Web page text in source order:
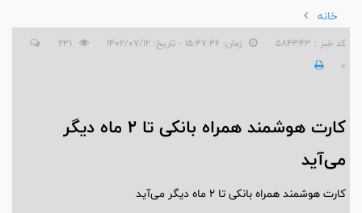
ناوبری
خانه
کد خبر : 584343 زمان: ۱۵:۴۷:۴۶ - تاریخ: ۱۴۰۲/۰۷/۱۲
0
کارت هوشمند همراه بانکی تا ۲ ماه دیگر
می‌آید
کارت هوشمند همراه بانکی تا ۲ ماه دیگر می‌آید